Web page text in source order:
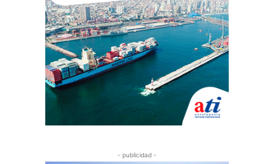
- publicidad -